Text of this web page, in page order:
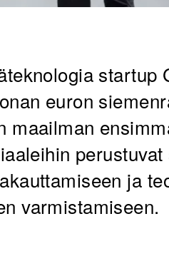
startup
euron
maailman
ja
varmistamiseen.